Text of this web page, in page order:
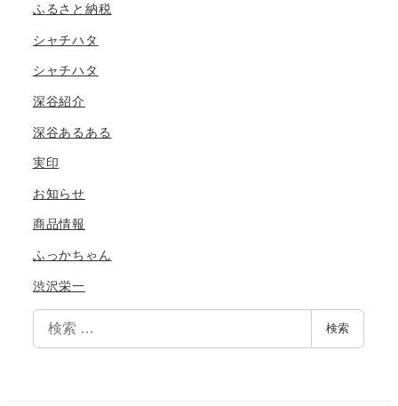
ふるさと納税
シャチハタ
シャチハタ
深谷紹介
深谷あるある
実印
お知らせ
商品情報
ふっかちゃん
渋沢栄一
索
検索